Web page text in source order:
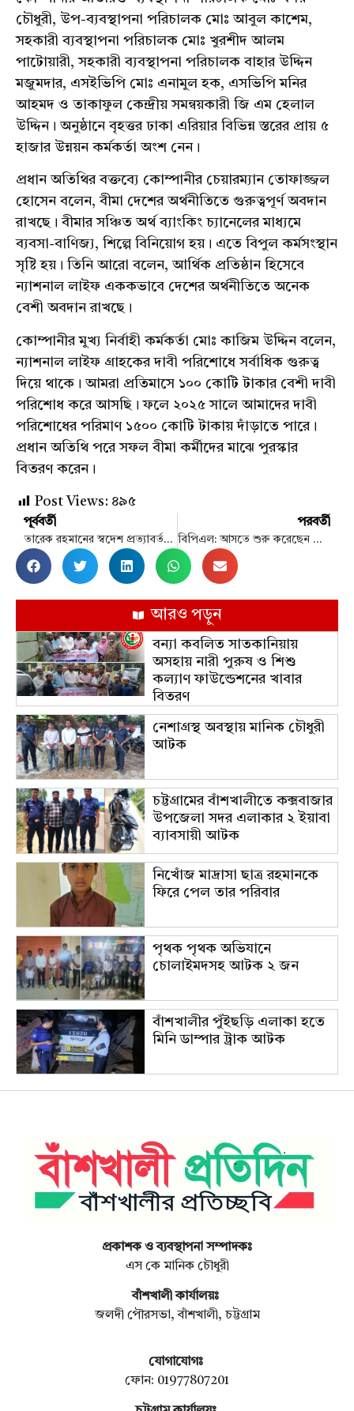
চৌধুরী, উপ-ব্যবস্থাপনা পরিচালক মোঃ আবুল কাশেম,
সহকারী ব্যবস্থাপনা পরিচালক মোঃ খুরশীদ আলম
পাটোয়ারী, সহকারী ব্যবস্থাপনা পরিচালক বাহার উদ্দিন
মজুমদার, এসইভিপি মোঃ এনামুল হক, এসভিপি মনির
আহমদ ও তাকাফুল কেন্দ্রীয়সমন্বয়কারী জি এম হেলাল
উদ্দিন। অনুষ্ঠানে বৃহত্তর ঢাকা এরিয়ারবিভিন্ন স্তরের প্রায় ৫
হাজার উন্নয়নকর্মকর্তা অংশ নেন।
প্রধান অতিথির বক্তব্যে কোম্পানীর চেয়ারম্যান তোফাজ্জল
হোসেন বলেন,বীমা দেশের অর্থনীতিতে গুরুত্বপূর্ণ অবদান
রাখছে।বীমারসঞ্চিত অর্থব্যাংকিং চ্যানেলেরমাধ্যমে
ব্যবসা-বাণিজ্য, শিল্পেবিনিয়োগ হয়। এতে বিপুল কর্মসংস্থান
সৃষ্টিহয়। তিনি আরো বলেন, আর্থিক প্রতিষ্ঠান হিসেবে
ন্যাশনাল লাইফ এককভাবে দেশের অর্থনীতিতে অনেক
বেশী অবদান রাখছে।
কোম্পানীর মুখ্য নির্বাহী কর্মকর্তা মোঃ কাজিম উদ্দিন বলেন,
ন্যাশনাল লাইফ গ্রাহকের দাবী পরিশোধে সর্বাধিক গুরুত্ব
দিয়ে থাকে ।আমরা প্রতিমাসে ১০০ কোটি টাকার বেশী দাবী
পরিশোধ করে আসছি ।ফলে ২০২৫সালে আমাদের দাবী
পরিশোধের পরিমাণ১৫০০ কোটি টাকায় দাঁড়াতে পারে।
প্রধান অতিথি পরে সফল বীমা কর্মীদের মাঝে পুরস্কার
বিতরণ করেন।
Post Views: ৪৯৫
পূর্ববর্তী
তারেক রহমানের স্বদেশ প্রত্যাবর্তনের দিন ১০ রুটে চলবে ২০ স্পেশাল ট্রেন
পরবর্তী
বিপিএল: আসতে শুরু করেছেন বিদেশি ক্রিকেটাররা
আরও পড়ুন
বন্যা কবলিত সাতকানিয়ায়
অসহায় নারী পুরুষ ও শিশু
কল্যাণ ফাউন্ডেশনের খাবার
বিতরণ
নেশাগ্রস্থ অবস্থায় মানিক চৌধুরী
আটক
চট্টগ্রামের বাঁশখালীতে কক্সবাজার
উপজেলা সদর এলাকার ২ ইয়াবা
ব্যাবসায়ী আটক
নিখোঁজ মাদ্রাসা ছাত্র রহমানকে
ফিরে পেল তার পরিবার
পৃথক পৃথক অভিযানে
চোলাইমদসহ আটক ২ জন
বাঁশখালীর পুঁইছড়ি এলাকা হতে
মিনি ডাম্পার ট্রাক আটক
প্রকাশক ও ব্যবস্থাপনা সম্পাদকঃ
এস কে মানিক চৌধুরী
বাঁশখালী কার্যালয়ঃ
জলদী পৌরসভা, বাঁশখালী, চট্টগ্রাম
যোগাযোগঃ
ফোন: 01977807201